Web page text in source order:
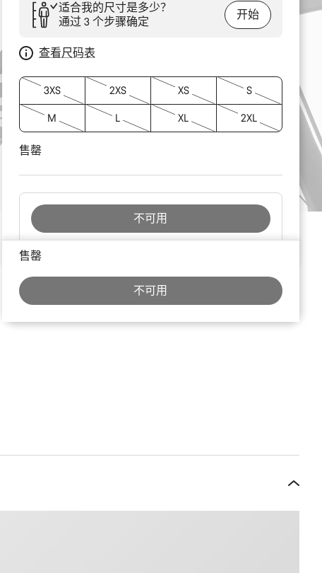
适合我的尺寸是多少？
通过 3 个步骤确定
开始
查看尺码表
3XS 2XS XS S
M L XL 2XL
售罄
不可用
购
买
理
由
售罄
不可用